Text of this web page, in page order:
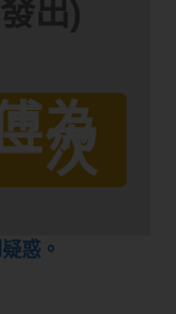
出)
為
次
惑。